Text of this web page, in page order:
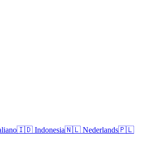
🇮🇩 Indonesia🇳🇱 Nederlands🇵🇱